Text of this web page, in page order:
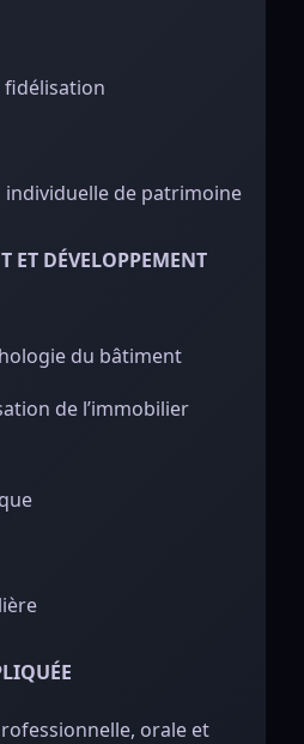
fidélisation
individuelle de patrimoine
ET DÉVELOPPEMENT
du bâtiment
de l’immobilier
orale et